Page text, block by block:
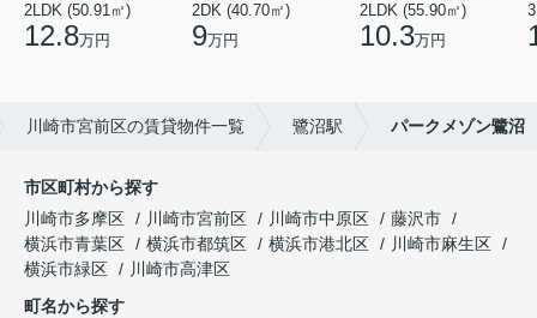
2LDK (50.91㎡)
12.8万円
2DK (40.70㎡)
9万円
2LDK (55.90㎡)
10.3万円
川崎市宮前区の賃貸物件一覧 鷺沼駅 パークメゾン鷺沼
市区町村から探す
川崎市多摩区
川崎市宮前区 川崎市中原区
藤沢市
横浜市青葉区
横浜市都筑区 横浜市港北区
川崎市麻生区
横浜市緑区
川崎市高津区
町名から探す